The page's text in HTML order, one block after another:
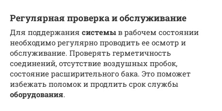
Регулярная проверка и обслуживание
Для поддержания системы в рабочем состоянии
необходимо регулярно проводить ее осмотр и
обслуживание. Проверять герметичность
соединений, отсутствие воздушных пробок,
состояние расширительного бака. Это поможет
избежать поломок и продлить срок службы
оборудования.